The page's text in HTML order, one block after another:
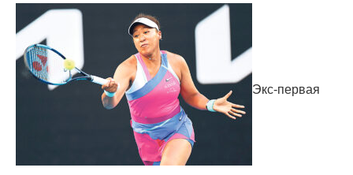
Экс-первая